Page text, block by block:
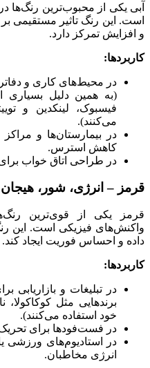
آبی یکی از محبوب‌ترین رنگ‌ها
است. این رنگ تاثیر
و افزایش تمرکز دارد.
کاربردها:
در محیط‌های کاری و
(به همین دلیل
فیسبوک، لینکدین و
می‌کنند).
در بیمارستان‌ها و
کاهش استرس.
در طراحی اتاق خواب
قرمز – انرژی، شور،
قرمز یکی از قوی‌ترین
واکنش‌های فیزیکی است. این
داده و احساس فوریت ایجاد کند.
کاربردها:
در تبلیغات و بازاریابی
برندهایی مثل
خود استفاده می‌کنند).
در فست‌فودها برای
در استادیوم‌های ورزشی
انرژی مخاطبان.